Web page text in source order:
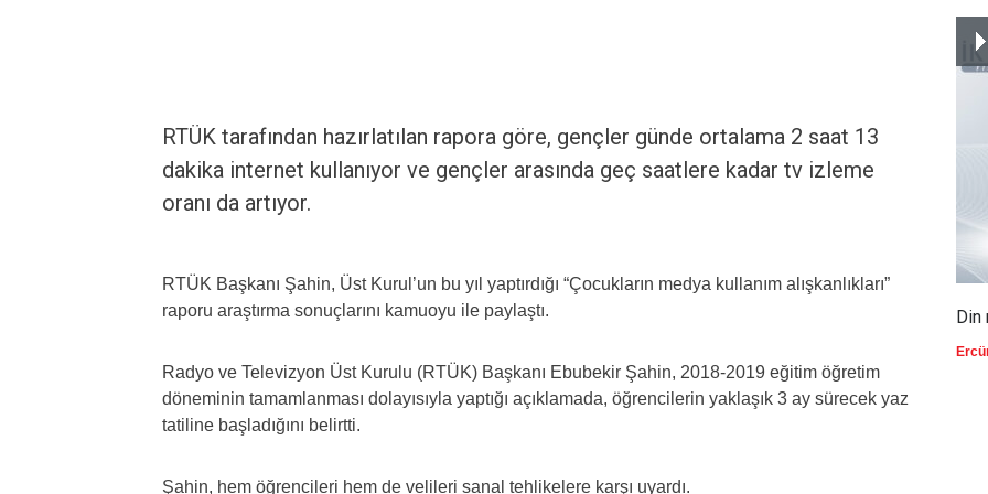
RTÜK tarafından hazırlatılan rapora göre, gençler günde ortalama 2 saat 13
dakika internet kullanıyor ve gençler arasında geç saatlere kadar tv izleme
oranı da artıyor.
RTÜK Başkanı Şahin, Üst Kurul’un bu yıl yaptırdığı “Çocukların medya kullanım alışkanlıkları”
raporu araştırma sonuçlarını kamuoyu ile paylaştı.
Radyo ve Televizyon Üst Kurulu (RTÜK) Başkanı Ebubekir Şahin, 2018-2019 eğitim öğretim
döneminin tamamlanması dolayısıyla yaptığı açıklamada, öğrencilerin yaklaşık 3 ay sürecek yaz
tatiline başladığını belirtti.
Şahin, hem öğrencileri hem de velileri sanal tehlikelere karşı uyardı.
Din